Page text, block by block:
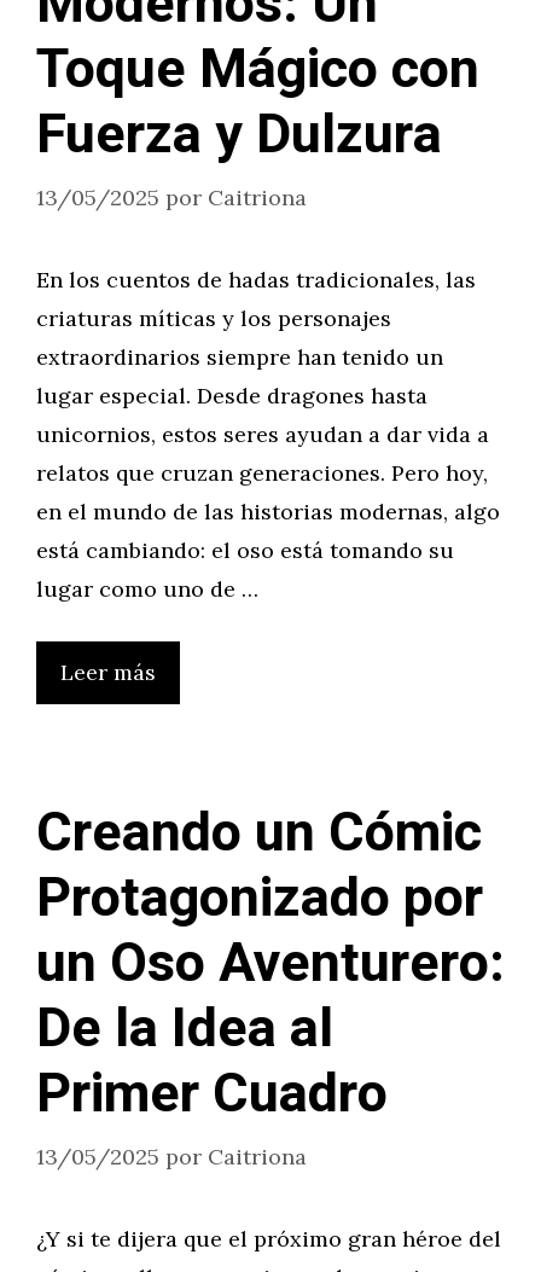
Toque Mágico con
Fuerza y Dulzura
13/05/2025 por Caitriona
En los cuentos de hadas tradicionales, las
criaturas míticas y los personajes
extraordinarios siempre han tenido un
lugar especial. Desde dragones hasta
unicornios, estos seres ayudan a dar vida a
relatos que cruzan generaciones. Pero hoy,
en el mundo de las historias modernas, algo
está cambiando: el oso está tomando su
lugar como uno de …
Leer más
Creando un Cómic
Protagonizado por
un Oso Aventurero:
De la Idea al
Primer Cuadro
13/05/2025 por Caitriona
¿Y si te dijera que el próximo gran héroe del